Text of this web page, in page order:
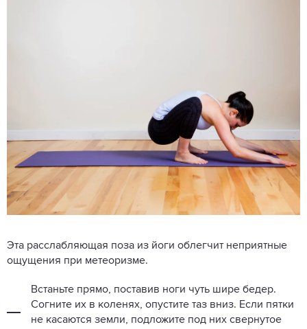
Эта расслабляющая поза из йоги облегчит неприятные
ощущения при метеоризме.
Встаньте прямо, поставив ноги чуть шире бедер.
Согните их в коленях, опустите таз вниз. Если пятки
не касаются земли, подложите под них свернутое